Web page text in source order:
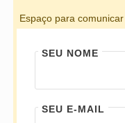
Espaço para
SEU NOME
SEU E-MAIL